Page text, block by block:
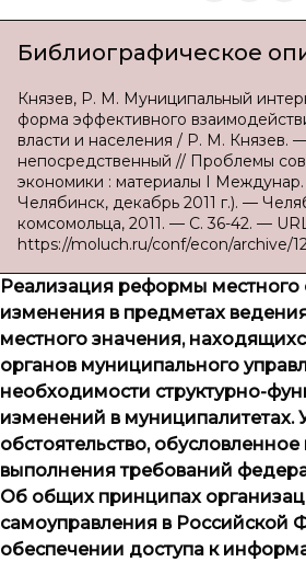
Библиографическое
Князев, Р. М. Муниципальный
форма эффективного
власти и населения / Р. М. Князев.
непосредственный // Проблемы
экономики : материалы I Междунар.
Челябинск, декабрь 2011 г.). —
комсомольца, 2011. — С. 36-42. —
https://moluch.ru/conf/econ/archive/
Реализация реформы местного
изменения в предметах
местного значения,
органов муниципального
необходимости структурно-
изменений в муниципалитетах.
обстоятельство,
выполнения требований
Об общих принципах
самоуправления в Российской
обеспечении доступа к